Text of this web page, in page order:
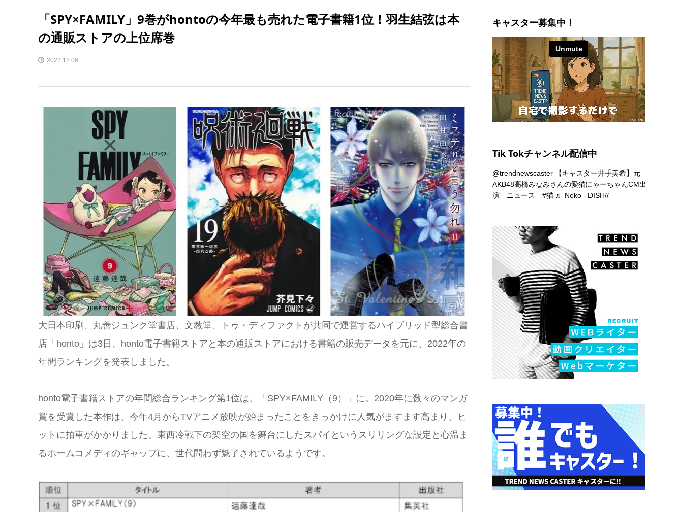
「SPY×FAMILY」9巻がhontoの今年最も売れた電子書籍1位！羽生結弦は本
の通販ストアの上位席巻
2022.12.06
大日本印刷、丸善ジュンク堂書店、文教堂、トゥ・ディファクトが共同で運営するハイブリッド型総合書
店「honto」は3日、honto電子書籍ストアと本の通販ストアにおける書籍の販売データを元に、2022年の
年間ランキングを発表しました。
honto電子書籍ストアの年間総合ランキング第1位は、「SPY×FAMILY（9）」に。2020年に数々のマンガ
賞を受賞した本作は、今年4月からTVアニメ放映が始まったことをきっかけに人気がますます高まり、ヒ
ットに拍車がかかりました。東西冷戦下の架空の国を舞台にしたスパイというスリリングな設定と心温ま
るホームコメディのギャップに、世代問わず魅了されているようです。
キャスター募集中！
Tik Tokチャンネル配信中
@trendnewscaster 【キャスター井手美希】元
AKB48高橋みなみさんの愛猫にゃーちゃんCM出
演 ニュース#猫 ♬ Neko - DISH//